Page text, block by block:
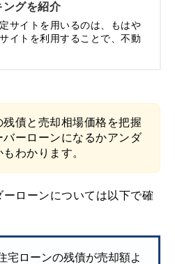
ングを紹介
サイトを用いるのは、もはや
イトを利用することで、不動
残債と売却相場価格を把握
ーローンになるかアンダ
わかります。
ローンについては以下で確
宅ローンの残債が売却額よ